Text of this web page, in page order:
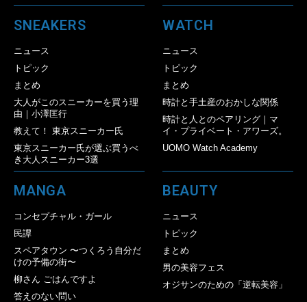
SNEAKERS
ニュース
トピック
まとめ
大人がこのスニーカーを買う理
由｜小澤匡行
教えて！ 東京スニーカー氏
東京スニーカー氏が選ぶ買うべ
き大人スニーカー3選
WATCH
ニュース
トピック
まとめ
時計と手土産のおかしな関係
時計と人とのペアリング｜マ
イ・プライベート・アワーズ。
UOMO Watch Academy
MANGA
コンセプチャル・ガール
民譚
スペアタウン 〜つくろう自分だ
けの予備の街〜
柳さん ごはんですよ
答えのない問い
BEAUTY
ニュース
トピック
まとめ
男の美容フェス
オジサンのための「逆転美容」